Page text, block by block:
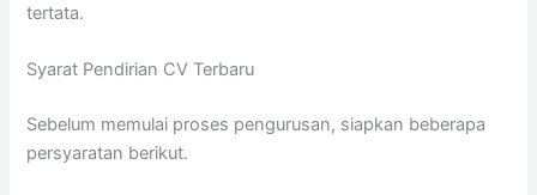
tertata.
Syarat Pendirian CV Terbaru
Sebelum memulai proses pengurusan, siapkan beberapa
persyaratan berikut.